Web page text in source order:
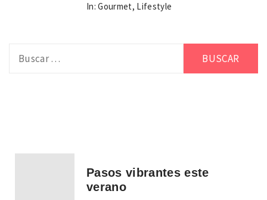
In: Gourmet, Lifestyle
Pasos vibrantes este
verano